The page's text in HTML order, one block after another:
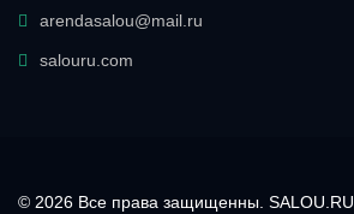
arendasalou@mail.ru
salouru.com
© 2026 Все права защищенны. SALOU.RU